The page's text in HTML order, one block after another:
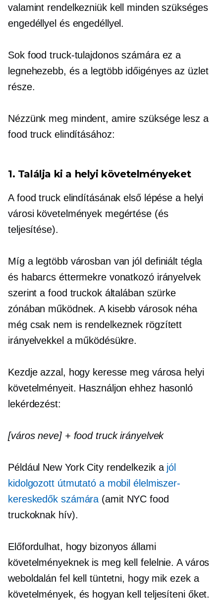
valamint rendelkezniük kell minden szükséges
engedéllyel és engedéllyel.
Sok food truck-tulajdonos számára ez a
legnehezebb, és a legtöbb időigényesaz üzlet
része.
Nézzünk meg mindent, amire szüksége lesz a
food truck elindításához:
1. Találja ki a helyi követelményeket
A food truck elindításának első lépése a helyi
városi követelmények megértése (és
teljesítése).
Míg a legtöbb városban van jól definiált tégla
és habarcs éttermekre vonatkozó irányelvek
szerint a food truckok általában szürke
zónában működnek. A kisebb városok néha
még csak nem is rendelkeznek rögzített
irányelvekkel a működésükre.
Kezdje azzal, hogy keresse meg városa helyi
követelményeit. Használjon ehhez hasonló
lekérdezést:
[város neve] + food truck irányelvek
Például New York City rendelkezik a jól
kidolgozott útmutató a mobil élelmiszer-
kereskedők számára (amit NYC food
truckoknak hív).
Előfordulhat, hogy bizonyos állami
követelményeknek is meg kell felelnie. A város
weboldalán fel kell tüntetni, hogy mik ezek a
követelmények, és hogyan kell teljesíteni őket.